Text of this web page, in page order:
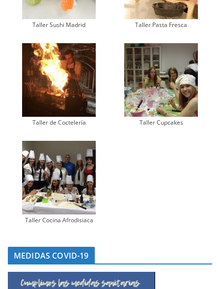
Taller Sushi Madrid Taller Pasta Fresca
Taller de Coctelería Taller Cupcakes
Taller Cocina Afrodisiaca
MEDIDAS COVID-19